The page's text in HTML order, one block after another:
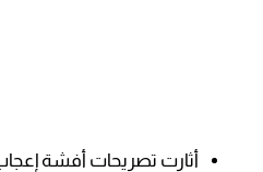
أثارت تصريحات أفشة